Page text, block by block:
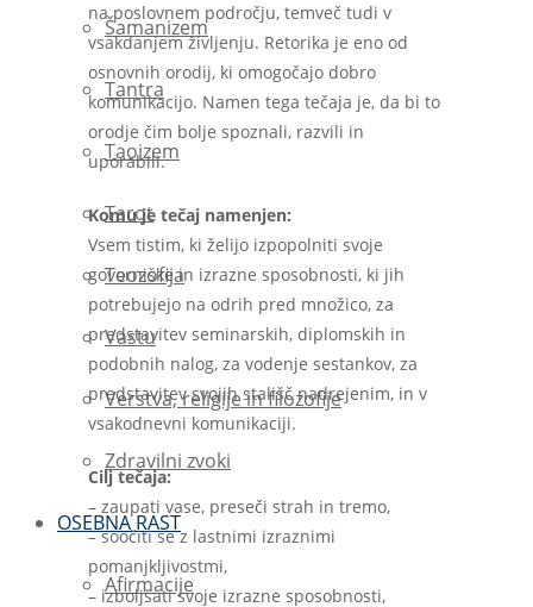
Šamanizem
Tantra
Taoizem
Tarot
Teozofija
Vastu
Verstva, religije in filozofije
Zdravilni zvoki
OSEBNA RAST
Afirmacije
na poslovnem področju, temveč tudi v
vsakdanjem življenju. Retorika je eno od
osnovnih orodij, ki omogočajo dobro
komunikacijo. Namen tega tečaja je, da bi to
orodje čim bolje spoznali, razvili in
uporabili.
Komu je tečaj namenjen:
Vsem tistim, ki želijo izpopolniti svoje
govorniške in izrazne sposobnosti, ki jih
potrebujejo na odrih pred množico, za
predstavitev seminarskih, diplomskih in
podobnih nalog, za vodenje sestankov, za
predstavitev svojih stališč nadrejenim, in v
vsakodnevni komunikaciji.
Cilj tečaja:
– zaupati vase, preseči strah in tremo,
– soočiti se z lastnimi izraznimi
pomanjkljivostmi,
– izboljšati svoje izrazne sposobnosti,